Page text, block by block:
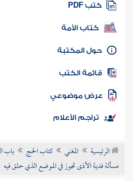
كتب PDF
كتاب الأمة
المكتبة
الكتب
موضوعي
تراجم الأعلام
الرئيسية المغني كتاب الحج
باب
مسألة فدية الأذى تجوز في الموضع الذي حلق فيه